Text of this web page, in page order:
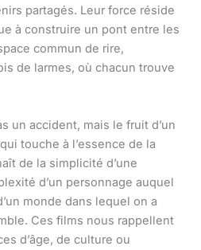
partagés. Leur force réside
à construire un pont entre les
commun de rire,
de larmes, où chacun trouve
un accident, mais le fruit d’un
touche à l’essence de la
de la simplicité d’une
d’un personnage auquel
monde dans lequel on a
Ces films nous rappellent
d’âge, de culture ou